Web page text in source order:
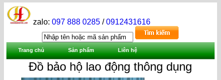
zalo:097 888 0285 /0912431616
Trang chủ Sản phẩm Liên hệ
Đồ bảo hộ lao động thông dụng